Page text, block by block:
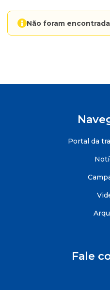
Não foram
Portal da
Fale